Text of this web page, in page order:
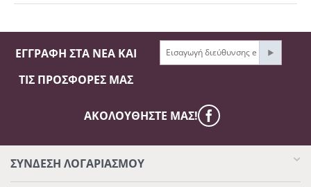
ΕΓΓΡΑΦΉ ΣΤΑ ΝΈΑ ΚΑΙ
ΤΙΣ ΠΡΟΣΦΟΡΈΣ ΜΑΣ
ΑΚΟΛΟΥΘΉΣΤΕ ΜΑΣ!
ΣΥΝΔΕΣΗ ΛΟΓΑΡΙΑΣΜΟΥ​